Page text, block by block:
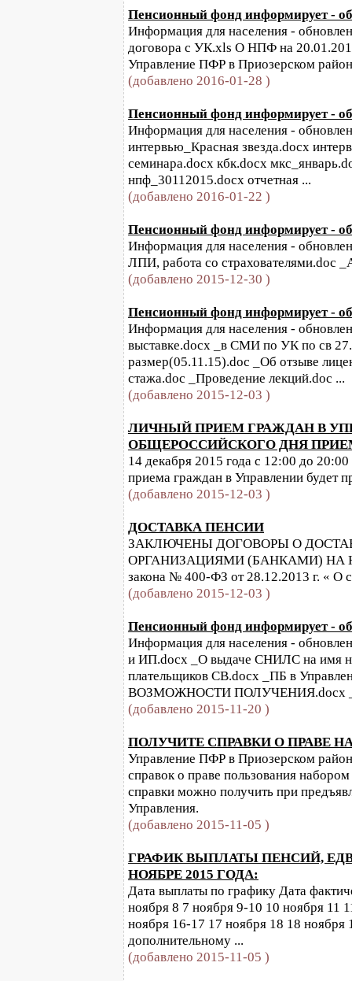
Пенсионный фонд информирует -
Информация для населения -
договора с УК.xls О НПФ на
Управление ПФР в Приозерском
(добавлено 2016-01-28 )
Пенсионный фонд информирует -
Информация для населения -
интервью_Красная звезда.docx
семинара.docx кбк.docx
нпф_30112015.docx отчетная ...
(добавлено 2016-01-22 )
Пенсионный фонд информирует -
Информация для населения -
ЛПИ, работа со страхователями.doc
(добавлено 2015-12-30 )
Пенсионный фонд информирует -
Информация для населения -
выставке.docx _в СМИ по УК по св
размер(05.11.15).doc _Об отзыве
стажа.doc _Проведение лекций.doc ...
(добавлено 2015-12-03 )
ЛИЧНЫЙ ПРИЕМ ГРАЖДАН В
ОБЩЕРОССИЙСКОГО ДНЯ
14 декабря 2015 года с 12:00 до
приема граждан в Управлении будет
(добавлено 2015-12-03 )
ДОСТАВКА ПЕНСИИ
ЗАКЛЮЧЕНЫ ДОГОВОРЫ О
ОРГАНИЗАЦИЯМИ (БАНКАМИ) НА
закона № 400-ФЗ от 28.12.2013 г. « О
(добавлено 2015-12-03 )
Пенсионный фонд информирует -
Информация для населения -
и ИП.docx _О выдаче СНИЛС на имя
плательщиков СВ.docx _ПБ в
ВОЗМОЖНОСТИ ПОЛУЧЕНИЯ.docx
(добавлено 2015-11-20 )
ПОЛУЧИТЕ СПРАВКИ О ПРАВЕ
Управление ПФР в Приозерском
справок о праве пользования
справки можно получить при
Управления.
(добавлено 2015-11-05 )
ГРАФИК ВЫПЛАТЫ ПЕНСИЙ,
НОЯБРЕ 2015 ГОДА:
Дата выплаты по графику Дата
ноября 8 7 ноября 9-10 10 ноября 11
ноября 16-17 17 ноября 18 18
дополнительному ...
(добавлено 2015-11-05 )